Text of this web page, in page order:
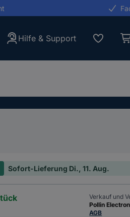
Hilfe & Support
Sofort-Lieferung Di., 11. Aug.
Verkauf und
Pollin
AGB